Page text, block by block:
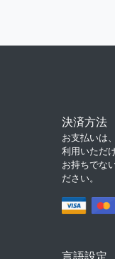
決済方法
お支払いは
利用いただ
お持ちでな
ださい。
言語設定